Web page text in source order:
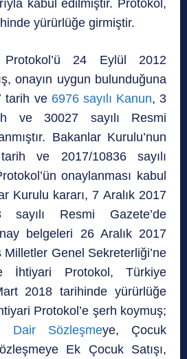
kabul edilmiştir. Protokol,
yürürlüğe girmiştir.
24 Eylül 2012
onayın uygun bulunduğuna
tarih ve 6976 sayılı Kanun, 3
ve 30027 sayılı Resmi
Bakanlar Kurulu’nun
ve 2017/10836 sayılı
onaylanması kabul
Kurulu kararı, 7 Aralık 2017
Resmi Gazete’de
belgeleri 26 Aralık 2017
Genel Sekreterliği’ne
İhtiyari Protokol, Türkiye
2018 tarihinde yürürlüğe
Protokol’e şerh koymuş;
Dair Sözleşmeye, Çocuk
Ek Çocuk Satışı,